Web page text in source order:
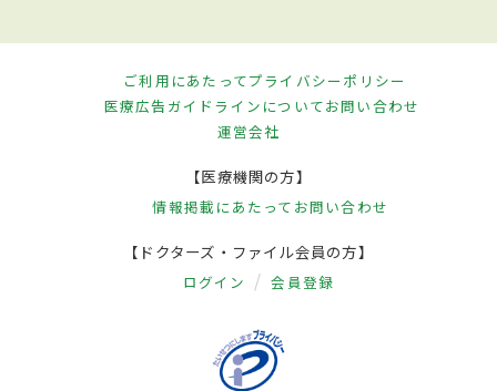
ご利用にあたってプライバシーポリシー
医療広告ガイドラインについてお問い合わせ
運営会社
【医療機関の方】
情報掲載にあたって お問い合わせ
【ドクターズ・ファイル会員の方】
ログイン 会員登録